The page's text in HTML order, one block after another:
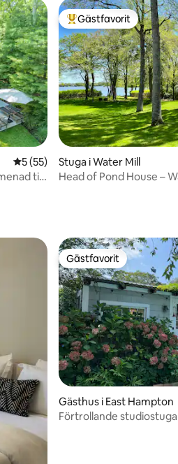
5 av 5 i genomsnittligt betyg, 55
5 (55)
till
Populär gästfavorit
Gästfavorit
Stuga i Water Mill
Head of Pond House –
Gästfavorit
Gästfavorit
Gästhus i East Hampton
Förtrollande